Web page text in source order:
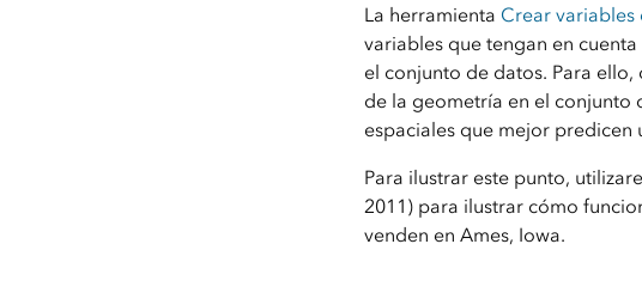
La herramienta Crear variables
variables que tengan en
el conjunto de datos. Para
de la geometría en el conjunto
espaciales que mejor predicen
Para ilustrar este punto,
2011) para ilustrar cómo
venden en Ames, Iowa.